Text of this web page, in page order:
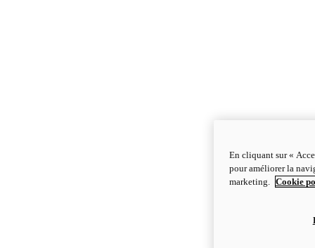
En cliquant sur «
pour améliorer la
marketing.
Cookie